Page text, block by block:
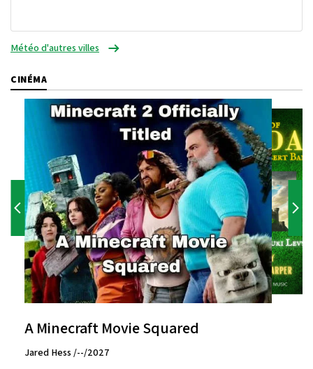
Météo d'autres villes
CINÉMA
A Minecraft Movie Squared
Jared Hess /--/2027